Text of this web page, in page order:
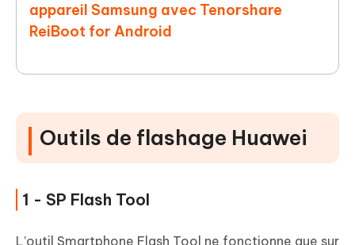
appareil Samsung avec Tenorshare
ReiBoot for Android
Outils de flashage Huawei
1 - SP Flash Tool
L’outil Smartphone Flash Tool ne fonctionne que sur